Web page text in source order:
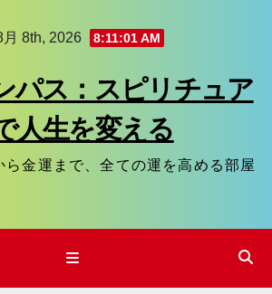
月 8th, 2026 8:11:02 AM
パス：スピリチュア
人生を変える
ら金運まで、全ての運を高める部屋